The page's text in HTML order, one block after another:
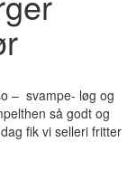
– svampe- løg og
så godt og
fik vi selleri fritter